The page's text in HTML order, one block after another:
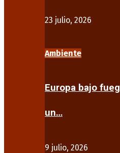
23 julio, 2026
Ambiente
Europa bajo
un…
9 julio, 2026